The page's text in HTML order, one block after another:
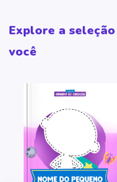
Explore a
você